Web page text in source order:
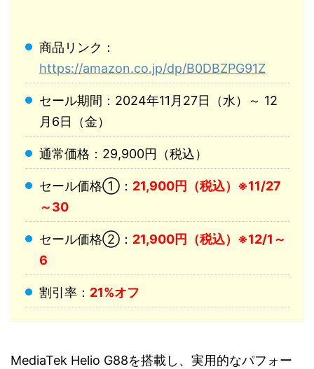
商品リンク：
https://amazon.co.jp/dp/B0DBZPG91Z
セール期間：2024年11月27日（水）～ 12
月6日（金）
通常価格：29,900円（税込）
セール価格①： 21,900円（税込）※11/27
～30
セール価格②： 21,900円（税込）※12/1～
6
割引率： 21%オフ
MediaTek Helio G88を搭載し、実用的なパフォー